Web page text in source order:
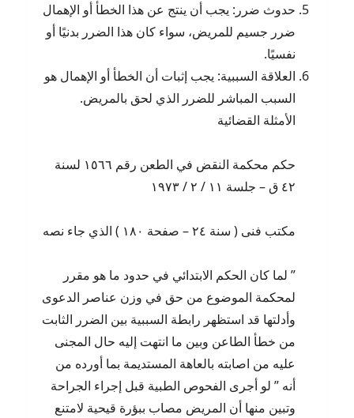
حدوث ضرر: يجب أن ينتج عن هذا الخطأ أو الإهمال
ضرر جسيم للمريض، سواء كان هذا الضرر بدنيًا أو
نفسيًا.
العلاقة السببية: يجب إثبات أن الخطأ أو الإهمال هو
السبب المباشر للضرر الذي لحق بالمريض.
الأمثلة القضائية
حكم محكمة النقض في الطعن رقم ۱٥٦٦ لسنة
٤۲ ق – جلسة ۱۱ / ۲ / ۱۹۷۳
مكتب فنى ( سنة ۲٤ – صفحة ۱۸۰ ) الذي جاء نصه
” لما كان الحكم الابتدائي في حدود ما هو مقرر
لمحكمة الموضوع من حق في وزن عناصر الدعوى
وأدلتها قد استظهر رابطة السببية بين الضرر الثابت
من خطأ الطاعن وبين ما انتهت إليه حال المجنى
عليه من اصابته بالعاهة المستديمة بما أورده من
أنه ” لو أجرى الفحوص الطبية قبل إجراء الجراحة
وتبين منها أن المريض مصاب ببؤرة قيحية لامتنع